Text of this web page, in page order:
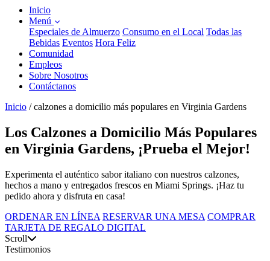
Inicio
Menú
Especiales de Almuerzo Consumo en el Local Todas las
Bebidas Eventos Hora Feliz
Comunidad
Empleos
Sobre Nosotros
Contáctanos
Inicio / calzones a domicilio más populares en Virginia Gardens
Los Calzones a Domicilio Más Populares
en Virginia Gardens, ¡Prueba el Mejor!
Experimenta el auténtico sabor italiano con nuestros calzones,
hechos a mano y entregados frescos en Miami Springs. ¡Haz tu
pedido ahora y disfruta en casa!
ORDENAR EN LÍNEA RESERVAR UNA MESA COMPRAR
TARJETA DE REGALO DIGITAL
Scroll
Testimonios